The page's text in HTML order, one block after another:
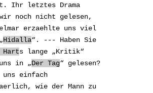
Ihr letztes Drama
wir noch nicht gelesen,
erzaehlte uns viel
Hidalla“. --- Haben Sie
s lange
„Kritik“
in „Der Tag“ gelesen?
einfach
wie der Mann zu